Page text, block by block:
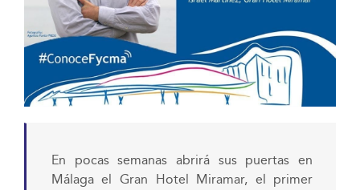
En pocas semanas abrirá sus puertas en
Málaga el Gran Hotel Miramar, el primer